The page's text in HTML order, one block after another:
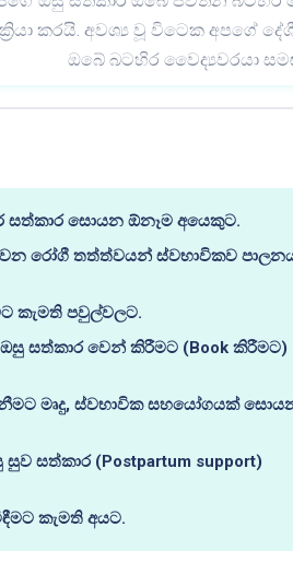
ක්‍රියා කරයි. අවශ්‍ය වූ විටෙක අපගේ
ඔබේ බටහිර වෛද්‍යවරයා
සත්කාර සොයන ඕනෑම අයෙකුට.
රෝගී තත්ත්වයන් ස්වභාවිකව
කැමති පවුල්වලට.
සත්කාර වෙන් කිරීමට (Book කිරීමට)
මෘදු, ස්වභාවික සහයෝගයක්
සත්කාර (Postpartum support)
කැමති අයට.